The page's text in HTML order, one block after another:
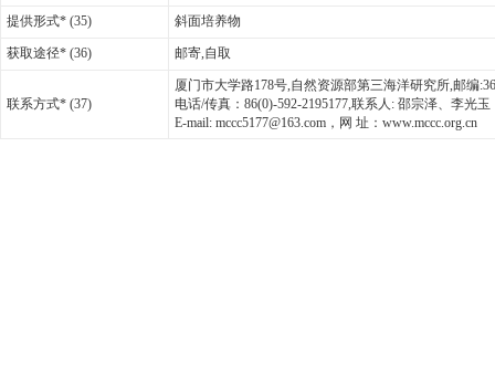
提供形式* (35) 斜面培养物
获取途径* (36) 邮寄,自取
联系方式* (37)
厦门市大学路178号,自然资源部第三海洋研究所,邮编
电话/传真：86(0)-592-2195177,联系人: 邵宗泽、李光玉
E-mail: mccc5177@163.com，网 址：www.mccc.org.cn